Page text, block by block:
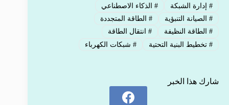
#إدارة الشبكة #الذكاء الاصطناعي
#الصيانة التنبؤية #الطاقة المتجددة
#الطاقة النظيفة #انتقال الطاقة
#تخطيط البنية التحتية #شبكات الكهرباء
شارك هذا الخبر